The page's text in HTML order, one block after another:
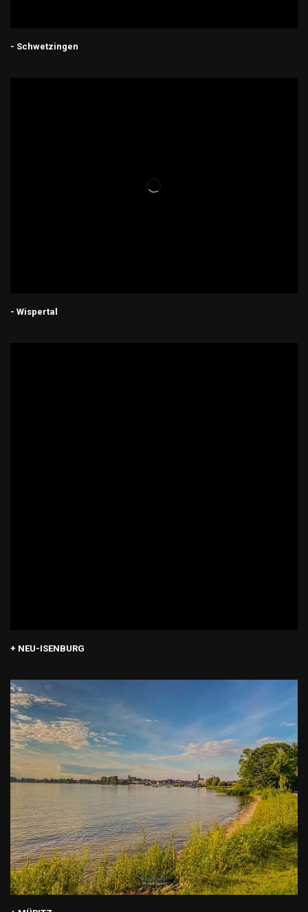
- Schwetzingen
- Wispertal
+ NEU-ISENBURG